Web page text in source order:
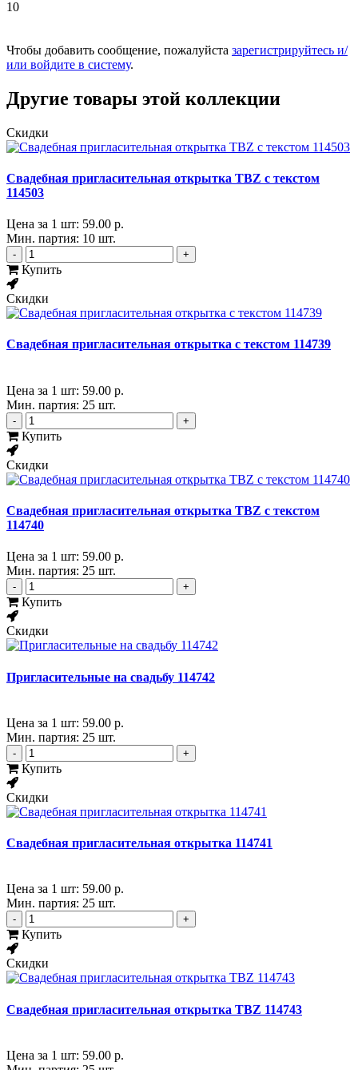
10
Чтобы добавить сообщение, пожалуйста зарегистрируйтесь и/
или войдите в систему.
Другие товары этой коллекции
Скидки
Свадебная пригласительная открытка TBZ с текстом
114503
Цена за 1 шт: 59.00 р.
Мин. партия: 10 шт.
- +
Купить
Скидки
Свадебная пригласительная открытка с текстом 114739
Цена за 1 шт: 59.00 р.
Мин. партия: 25 шт.
- +
Купить
Скидки
Свадебная пригласительная открытка TBZ с текстом
114740
Цена за 1 шт: 59.00 р.
Мин. партия: 25 шт.
- +
Купить
Скидки
Пригласительные на свадьбу 114742
Цена за 1 шт: 59.00 р.
Мин. партия: 25 шт.
- +
Купить
Скидки
Свадебная пригласительная открытка 114741
Цена за 1 шт: 59.00 р.
Мин. партия: 25 шт.
- +
Купить
Скидки
Свадебная пригласительная открытка TBZ 114743
Цена за 1 шт: 59.00 р.